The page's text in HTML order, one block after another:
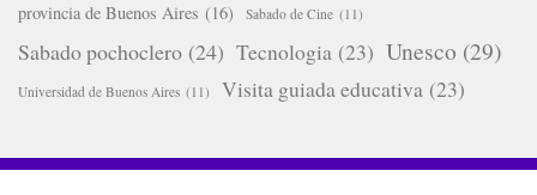
provincia de Buenos Aires (16) Sabado de Cine (11)
Sabado pochoclero (24) Tecnologia (23) Unesco (29)
Universidad de Buenos Aires (11) Visita guiada educativa (23)